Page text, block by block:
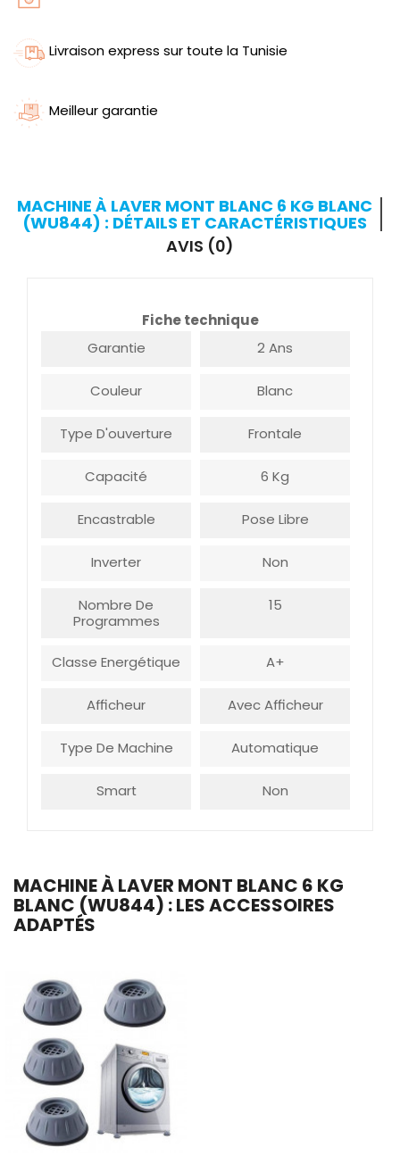
Livraison express sur toute la Tunisie
Meilleur garantie
MACHINE À LAVER MONT BLANC 6 KG BLANC
(WU844) : DÉTAILS ET CARACTÉRISTIQUES
AVIS (0)
Fiche technique
Garantie
2 Ans
Couleur Blanc
Type D'ouverture Frontale
Capacité 6 Kg
Encastrable Pose Libre
Inverter Non
Nombre De
Programmes
15
Classe Energétique A+
Afficheur Avec Afficheur
Type De Machine Automatique
Smart Non
MACHINE À LAVER MONT BLANC 6 KG
BLANC (WU844) : LES ACCESSOIRES
ADAPTÉS